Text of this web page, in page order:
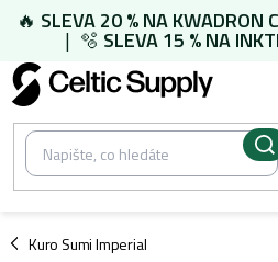
Přejít
obsah
🔥 SLEVA 20 % NAKWADRON
| 🫧 SLEVA 15 % NA
Kuro Sumi Imperial
/